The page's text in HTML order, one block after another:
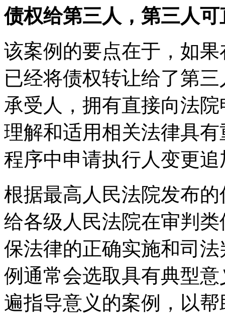
债权给第三人，第三人
该案例的要点在于，如
已经将债权转让给了第
承受人，拥有直接向法
理解和适用相关法律具
程序中申请执行人变更
根据最高人民法院发布
给各级人民法院在审判
保法律的正确实施和司
例通常会选取具有典型
遍指导意义的案例，以